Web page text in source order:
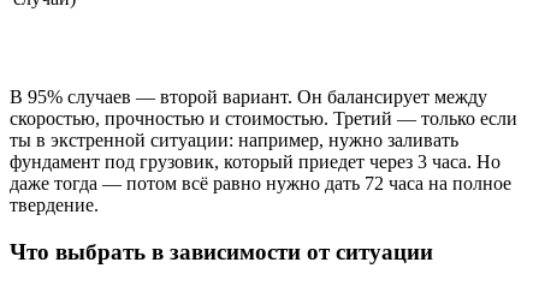
В 95% случаев — второй вариант. Он балансирует между
скоростью, прочностью и стоимостью. Третий — только если
ты в экстренной ситуации: например, нужно заливать
фундамент под грузовик, который приедет через 3 часа. Но
даже тогда — потом всё равно нужно дать 72 часа на полное
твердение.
Что выбрать в зависимости от ситуации